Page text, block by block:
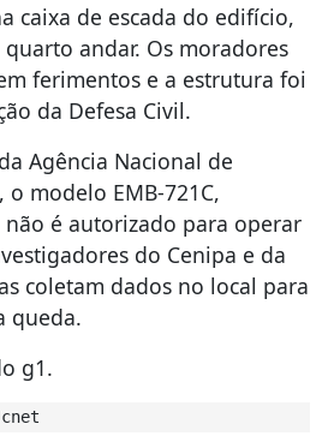
caixa de escada do edifício,
andar. Os moradores
ferimentos e a estrutura foi
da Defesa Civil.
Agência Nacional de
o modelo EMB-721C,
é autorizado para operar
do Cenipa e da
coletam dados no local para
queda.
g1.